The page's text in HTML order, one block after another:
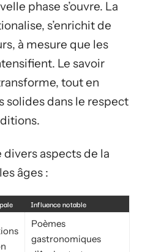
phase s’ouvre. La
s’enrichit de
à mesure que les
Le savoir
tout en
solides dans le respect
aspects de la
âges :
Influence notable
Poèmes
gastronomiques